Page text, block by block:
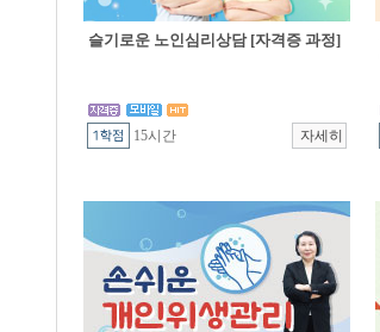
슬기로운 노인심리상담 [자격증 과정]
15시간